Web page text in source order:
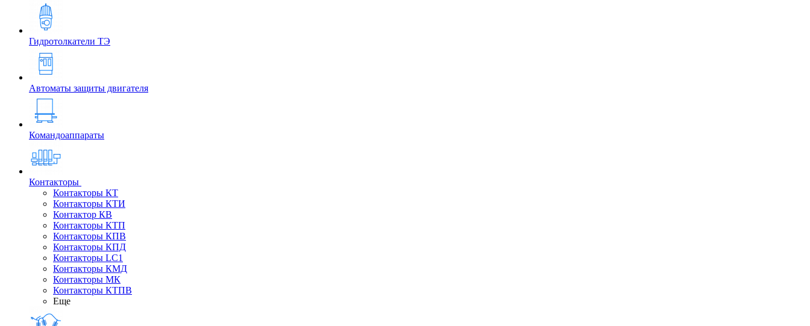
Гидротолкатели ТЭ
Автоматы защиты двигателя
Командоаппараты
Контакторы
Контакторы КТ
Контакторы КТИ
Контактор КВ
Контакторы КТП
Контакторы КПВ
Контакторы КПД
Контакторы LC1
Контакторы КМД
Контакторы МК
Контакторы КТПВ
Еще